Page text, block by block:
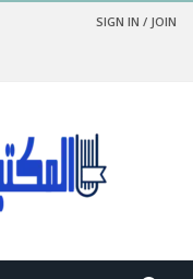
SIGN IN / JOIN